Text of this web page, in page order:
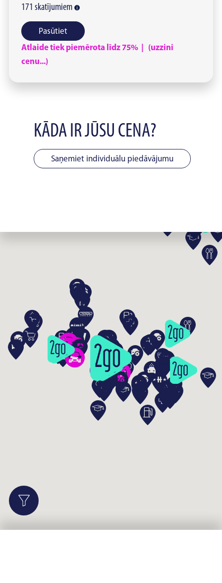
171 skatījumiem
Pasūtiet
Atlaide tiek piemērota līdz 75% | (uzzini
cenu...)
KĀDA IR JŪSU CENA?
Saņemiet individuālu piedāvājumu